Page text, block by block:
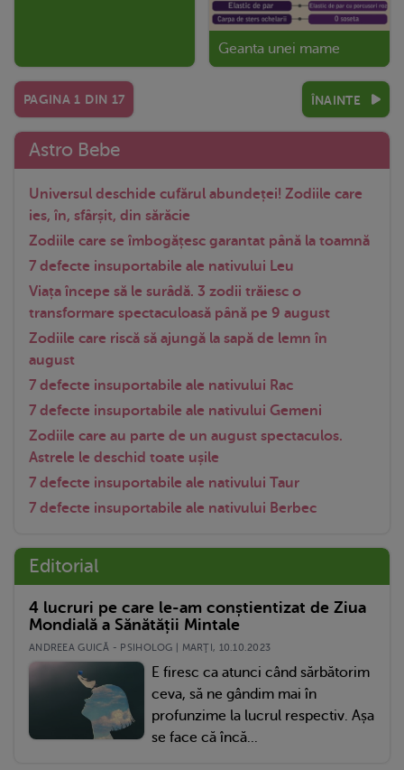
Geanta unei mame
PAGINA 1 DIN 17 ÎNAINTE
Astro Bebe
Universul deschide cufărul abundeței! Zodiile care
ies, în, sfârșit, din sărăcie
Zodiile care se îmbogățesc garantat până la toamnă
7 defecte insuportabile ale nativului Leu
Viața începe să le surâdă. 3 zodii trăiesc o
transformare spectaculoasă până pe 9 august
Zodiile care riscă să ajungă la sapă de lemn în
august
7 defecte insuportabile ale nativului Rac
7 defecte insuportabile ale nativului Gemeni
Zodiile care au parte de un august spectaculos.
Astrele le deschid toate ușile
7 defecte insuportabile ale nativului Taur
7 defecte insuportabile ale nativului Berbec
Editorial
4 lucruri pe care le-am conștientizat de Ziua
Mondială a Sănătății Mintale
ANDREEA GUICĂ - PSIHOLOG | MARŢI, 10.10.2023
E firesc ca atunci când sărbătorim
ceva, să ne gândim mai în
profunzime la lucrul respectiv. Așa
se face că încă...